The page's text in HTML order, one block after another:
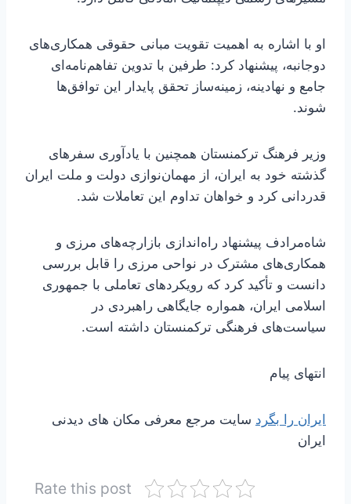
او با اشاره به اهمیت تقویت مبانی حقوقی همکاری‌های
دوجانبه، پیشنهاد کرد: طرفین با تدوین تفاهم‌نامه‌ای
جامع و نهادینه، زمینه‌ساز تحقق پایدار این توافق‌ها
شوند.
وزیر فرهنگ ترکمنستان همچنین با یادآوری سفرهای
گذشته خود به ایران، از مهمان‌نوازی دولت و ملت ایران
قدردانی کرد و خواهان تداوم این تعاملات شد.
شاه‌مرادف پیشنهاد راه‌اندازی بازارچه‌های مرزی و
همکاری‌های مشترک در نواحی مرزی را قابل بررسی
دانست و تأکید کرد که رویکردهای تعاملی با جمهوری
اسلامی ایران، همواره جایگاهی راهبردی در
سیاست‌های فرهنگی ترکمنستان داشته است.
انتهای پیام
ایران را بگرد سایت مرجع معرفی مکان های دیدنی
ایران
Rate this post